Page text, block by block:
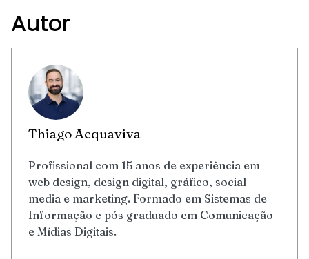
Autor
Thiago Acquaviva
Profissional com 15 anos de experiência em
web design, design digital, gráfico, social
media e marketing. Formado em Sistemas de
Informação e pós graduado em Comunicação
e Mídias Digitais.